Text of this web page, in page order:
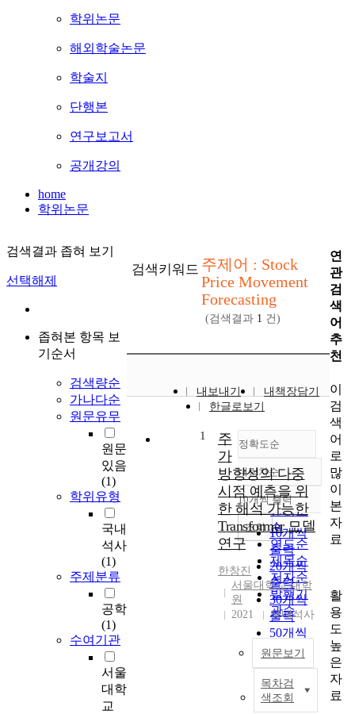
학위논문
해외학술논문
학술지
단행본
연구보고서
공개강의
home
학위논문
검색결과 좁혀 보기
선택해제
좁혀본 항목 보
기순서
검색량순
가나다순
원문유무
원문
있음
(1)
학위유형
국내
석사
(1)
주제분류
공학
(1)
수여기관
서울
대학
교
검색키워드 주제어 : Stock
Price Movement
Forecasting
(검색결과 1 건)
내보내기
내책장담기
한글로보기
정확도순
정확도
순
인기도
순
연도순
제목순
저자순
발행기
관순
내림차순
내림차순
10개씩 출력
10개씩
출력
20개씩
출력
30개씩
출력
50개씩
출력
100개씩
출력
조회
1
주
가
방향성의 다중
시점 예측을 위
한 해석 가능한
Transformer 모델
연구
한창진
서울대학교 대학
원
2021
국내석사
원문보기
목차검
색조회
연
관
검
색
어
추
천
이
검
색
어
로
많
이
본
자
료
활
용
도
높
은
자
료